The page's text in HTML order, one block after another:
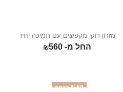
מזרון רוקי מקפיצים עם תמיכה יחיד
החל מ- ₪560
%50 הנחה